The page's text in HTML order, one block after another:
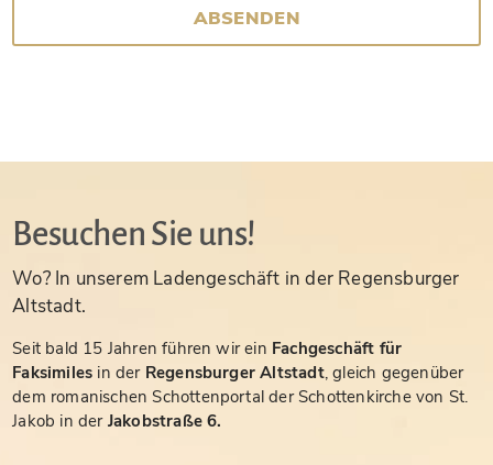
ABSENDEN
Besuchen Sie uns!
Wo? In unserem Ladengeschäft in der Regensburger
Altstadt.
Seit bald 15 Jahren führen wir ein Fachgeschäft für
Faksimiles in der Regensburger Altstadt, gleich gegenüber
dem romanischen Schottenportal der Schottenkirche von St.
Jakob in der Jakobstraße 6.